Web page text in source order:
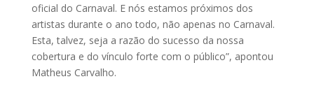
oficial do Carnaval. E nós estamos próximos dos
artistas durante o ano todo, não apenas no Carnaval.
Esta, talvez, seja a razão do sucesso da nossa
cobertura e do vínculo forte com o público”, apontou
Matheus Carvalho.